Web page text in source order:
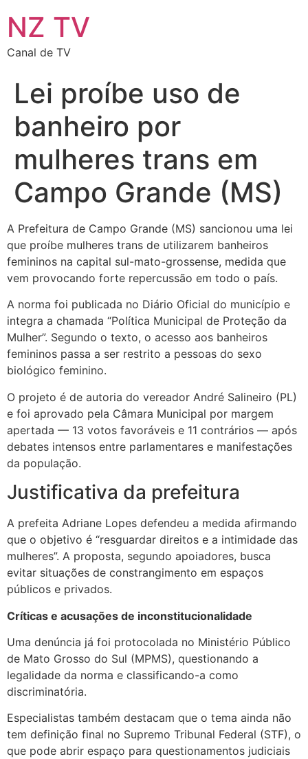
NZ TV
Canal de TV
Lei proíbe uso de
banheiro por
mulheres trans em
Campo Grande (MS)
A Prefeitura de Campo Grande (MS) sancionou uma lei
que proíbe mulheres trans de utilizarem banheiros
femininos na capital sul-mato-grossense, medida que
vem provocando forte repercussão em todo o país.
A norma foi publicada no Diário Oficial do município e
integra a chamada “Política Municipal de Proteção da
Mulher”. Segundo o texto, o acesso aos banheiros
femininos passa a ser restrito a pessoas do sexo
biológico feminino.
O projeto é de autoria do vereador André Salineiro (PL)
e foi aprovado pela Câmara Municipal por margem
apertada — 13 votos favoráveis e 11 contrários — após
debates intensos entre parlamentares e manifestações
da população.
Justificativa da prefeitura
A prefeita Adriane Lopes defendeu a medida afirmando
que o objetivo é “resguardar direitos e a intimidade das
mulheres”. A proposta, segundo apoiadores, busca
evitar situações de constrangimento em espaços
públicos e privados.
Críticas e acusações de inconstitucionalidade
Uma denúncia já foi protocolada no Ministério Público
de Mato Grosso do Sul (MPMS), questionando a
legalidade da norma e classificando-a como
discriminatória.
Especialistas também destacam que o tema ainda não
tem definição final no Supremo Tribunal Federal (STF), o
que pode abrir espaço para questionamentos judiciais